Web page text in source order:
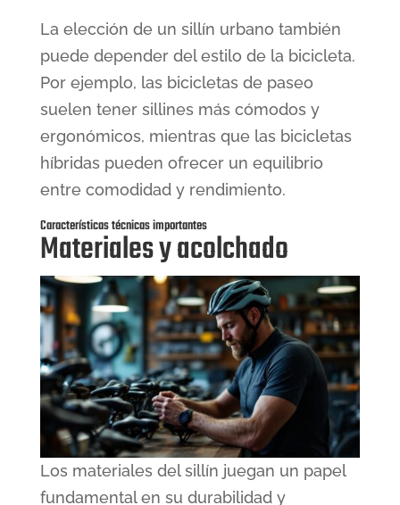
La elección de un sillín urbano también
puede depender del estilo de la bicicleta.
Por ejemplo, las bicicletas de paseo
suelen tener sillines más cómodos y
ergonómicos, mientras que las bicicletas
híbridas pueden ofrecer un equilibrio
entre comodidad y rendimiento.
Características técnicas importantes
Materiales y acolchado
Los materiales del sillín juegan un papel
fundamental en su durabilidad y